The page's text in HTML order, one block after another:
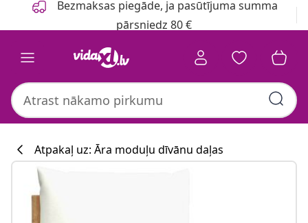
Bezmaksas piegāde, ja pasūtījuma summa
pārsniedz 80 €
Atpakaļ uz: Āra moduļu dīvānu daļas